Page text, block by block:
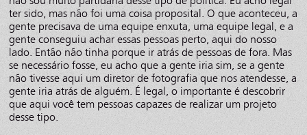
ter sido, mas não foi uma coisa proposital. O que aconteceu, a
gente precisava de uma equipe enxuta, uma equipe legal, e a
gente conseguiu achar essas pessoas perto, aqui do nosso
lado. Então não tinha porque ir atrás de pessoas de fora. Mas
se necessário fosse, eu acho que a gente iria sim, se a gente
não tivesse aqui um diretor de fotografia que nos atendesse, a
gente iria atrás de alguém. É legal, o importante é descobrir
que aqui você tem pessoas capazes de realizar um projeto
desse tipo.